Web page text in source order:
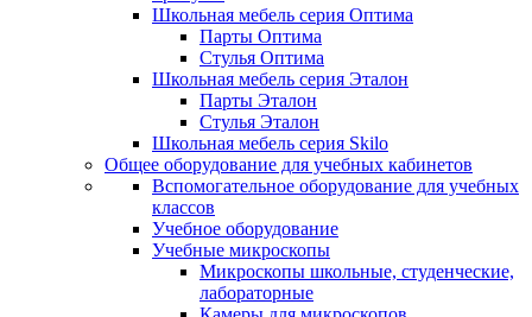
Школьная мебель серия Оптима
Парты Оптима
Стулья Оптима
Школьная мебель серия Эталон
Парты Эталон
Стулья Эталон
Школьная мебель серия Skilo
Общее оборудование для учебных кабинетов
Вспомогательное оборудование для учебных
классов
Учебное оборудование
Учебные микроскопы
Микроскопы школьные, студенческие,
лабораторные